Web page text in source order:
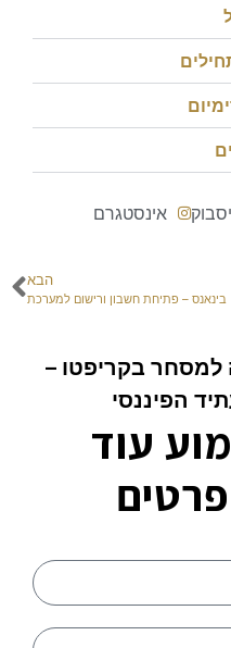
אינסטגרם
הבא
בינאנס – פתיחת חשבון ורישום למערכת
בקריפטו –
הפיננסי
עוד